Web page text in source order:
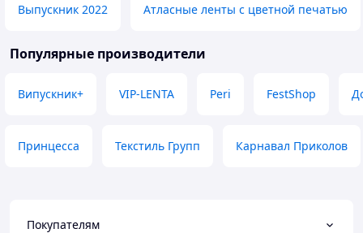
Выпускник 2022 Атласные ленты с цветной печатью
Популярные производители
Випускник+ VIP-LENTA Peri FestShop
Принцесса Текстиль Групп Карнавал Приколов
Покупателям